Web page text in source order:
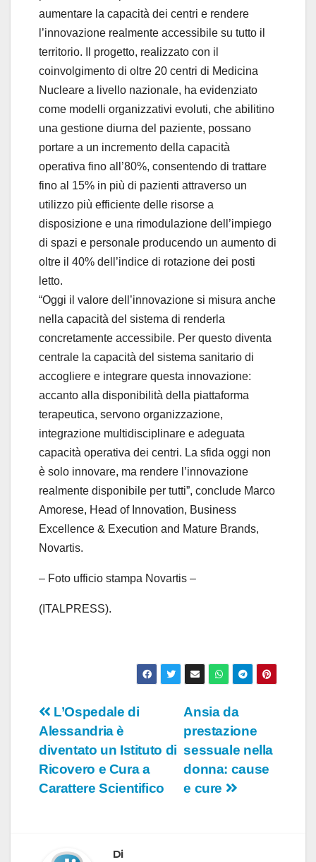
aumentare la capacità dei centri e rendere
l’innovazione realmente accessibile su tutto il
territorio. Il progetto, realizzato con il
coinvolgimento di oltre 20 centri di Medicina
Nucleare a livello nazionale, ha evidenziato
come modelli organizzativi evoluti, che abilitino
una gestione diurna del paziente, possano
portare a un incremento della capacità
operativa fino all’80%, consentendo di trattare
fino al 15% in più di pazienti attraverso un
utilizzo più efficiente delle risorse a
disposizione e una rimodulazione dell’impiego
di spazi e personale producendo un aumento di
oltre il 40% dell’indice di rotazione dei posti
letto.
“Oggi il valore dell’innovazione si misura anche
nella capacità del sistema di renderla
concretamente accessibile. Per questo diventa
centrale la capacità del sistema sanitario di
accogliere e integrare questa innovazione:
accanto alla disponibilità della piattaforma
terapeutica, servono organizzazione,
integrazione multidisciplinare e adeguata
capacità operativa dei centri. La sfida oggi non
è solo innovare, ma rendere l’innovazione
realmente disponibile per tutti”, conclude Marco
Amorese, Head of Innovation, Business
Excellence & Execution and Mature Brands,
Novartis.
– Foto ufficio stampa Novartis –
(ITALPRESS).
Navigazione
articoli
Ansia da
prestazione
sessuale nella
donna: cause
e cure
L’Ospedale di
Alessandria è
diventato un Istituto di
Ricovero e Cura a
Carattere Scientifico
Di